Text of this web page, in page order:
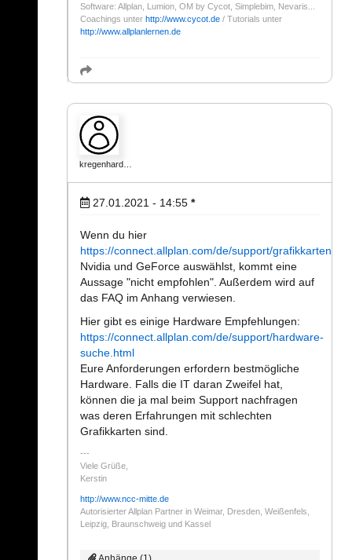
Software: Allplan, Lumion, OM by Cycot, Simplebim, Nevaris...
Coachings unter http://www.cycot.de / Tutorials unter
http://www.allplanlernen.de
kregenhard…
27.01.2021 - 14:55 *
Wenn du hier
https://connect.allplan.com/de/support/
Nvidia und GeForce auswählst, kommt eine
Aussage "nicht empfohlen". Außerdem wird auf
das FAQ im Anhang verwiesen.
Hier gibt es einige Hardware Empfehlungen:
https://connect.allplan.com/de/support/hardware-
suche.html
Eure Anforderungen erfordern bestmögliche
Hardware. Falls die IT daran Zweifel hat,
können die ja mal beim Support nachfragen
was deren Erfahrungen mit schlechten
Grafikkarten sind.
Viele Grüße,
Kerstin
http://www.ncc-mitte.de
Autorisierter Allplan Partner in Weimar, Dresden, Weißenfels,
Leipzig, Braunschweig und Kassel